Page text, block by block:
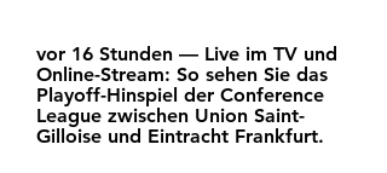
vor 16 Stunden — Live im TV und
Online-Stream: So sehen Sie das
Playoff-Hinspiel der Conference
League zwischen Union Saint-
Gilloise und Eintracht Frankfurt.